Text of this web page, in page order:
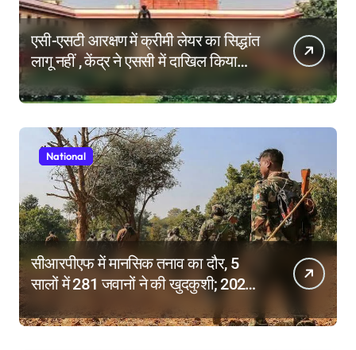
एसी-एसटी आरक्षण में क्रीमी लेयर का सिद्धांत
लागू नहीं , केंद्र ने एससी में दाखिल किया
हलफनामा; याचिकाएं खारिज करने की मांग
National
सीआरपीएफ में मानसिक तनाव का दौर, 5
सालों में 281 जवानों ने की खुदकुशी; 2025